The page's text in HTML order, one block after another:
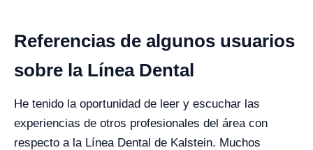
Referencias de algunos usuarios
sobre la Línea Dental
He tenido la oportunidad de leer y escuchar las
experiencias de otros profesionales del área con
respecto a la Línea Dental de Kalstein. Muchos